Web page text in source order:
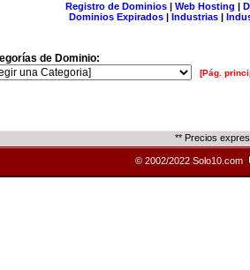
Registro de Dominios| Web Hosting |
Dominios Expirados | Industrias |
de Dominio:
[Pág.
** Precios
© 2002/2022 Solo10.com